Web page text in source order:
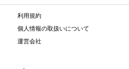
利用規約
個人情報の取扱いについて
運営会社